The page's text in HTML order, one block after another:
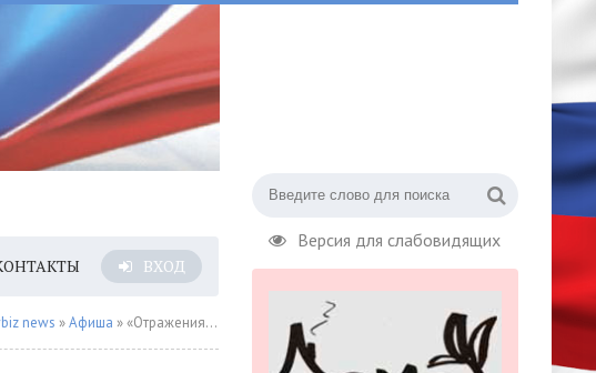
Версия для слабовидящих
ВХОД
news »Афиша » «Отражения»: торжественный концерт к 225-летию А.С. Пушкина в музее-заповеднике Болдино